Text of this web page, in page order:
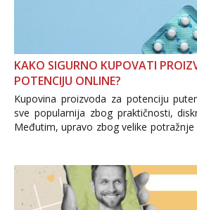
KAKO SIGURNO KUPOVATI
POTENCIJU ONLINE?
Kupovina proizvoda za potenciju
sve popularnija zbog praktičnosti,
Međutim, upravo zbog velike
i brojni krivotvoreni proizvodi,